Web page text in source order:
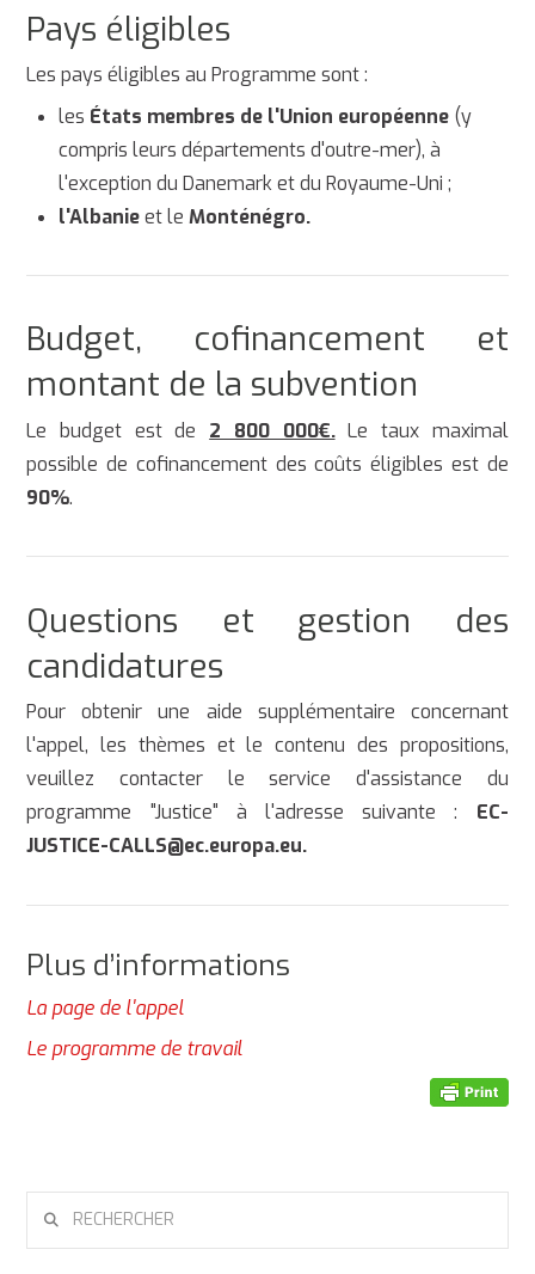
Pays éligibles
Les pays éligibles au Programme sont :
les États membres de l'Union européenne(y
compris leurs départements d'outre-mer), à
l'exception du Danemark et du Royaume-Uni ;
l'Albanieet le Monténégro.
Budget, cofinancement et
montant de la subvention
Le budget est de 2 800 000€.Le taux maximal
possible de cofinancement des coûts éligibles est de
90%.
Questions et gestion des
candidatures
Pour obtenir une aide supplémentaire concernant
l'appel, les thèmes et le contenu des propositions,
veuillez contacter le service d'assistance du
programme "Justice" à l'adresse suivante : EC-
JUSTICE-CALLS@ec.europa.eu.
Plus d’informations
La page de l'appel
Le programme de travail